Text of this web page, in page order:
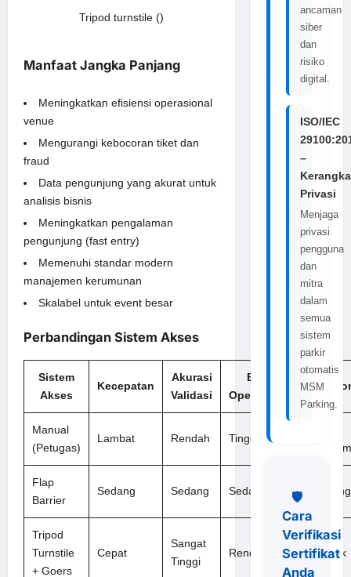
Tripod turnstile ()
Manfaat Jangka Panjang
Meningkatkan efisiensi operasional
venue
Mengurangi kebocoran tiket dan
fraud
Data pengunjung yang akurat untuk
analisis bisnis
Meningkatkan pengalaman
pengunjung (fast entry)
Memenuhi standar modern
manajemen kerumunan
Skalabel untuk event besar
Perbandingan Sistem Akses
Sistem
Akses
Kecepatan
Akurasi
Validasi
Biaya
Operasional
Manual
(Petugas)
Lambat Rendah Tinggi
Flap
Barrier
Sedang Sedang Sedang
Tripod
Turnstile
+ Goers
Cepat
Sangat
Tinggi
Rendah Terbaik
ancaman
siber
dan
risiko
digital.
ISO/IEC
–
Kerangka
Privasi
Menjaga
privasi
pengguna
dan
mitra
dalam
semua
sistem
parkir
otomatis
MSM
Parking.
🛡️
Cara
Verifikasi
Sertifikat
Anda